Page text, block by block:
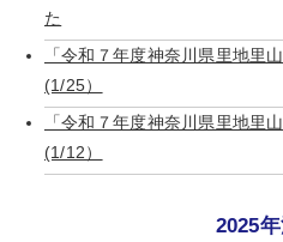
た
「令和７年度神奈川県里地里
(1/25）
「令和７年度神奈川県里地里
(1/12）
2025